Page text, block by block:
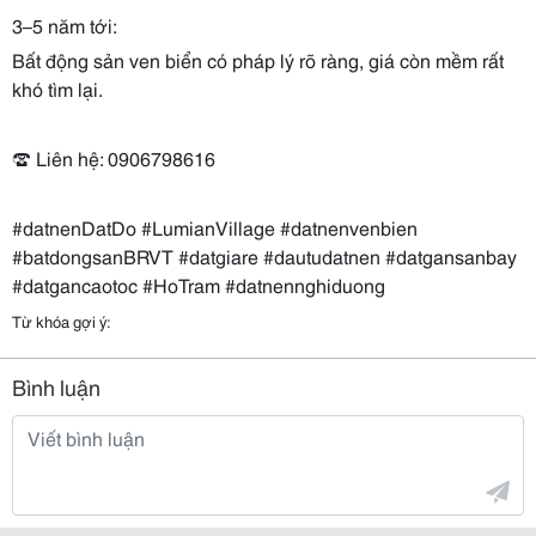
3–5 năm tới:
Bất động sản ven biển có pháp lý rõ ràng, giá còn mềm rất
khó tìm lại.
☎️ Liên hệ: 0906798616
#datnenDatDo #LumianVillage #datnenvenbien
#batdongsanBRVT #datgiare #dautudatnen #datgansanbay
#datgancaotoc #HoTram #datnennghiduong
Từ khóa gợi ý:
Bình luận